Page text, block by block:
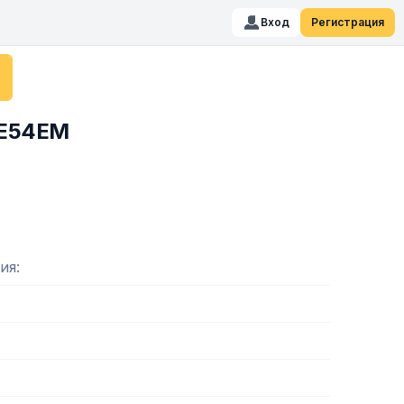
Вход Регистрация